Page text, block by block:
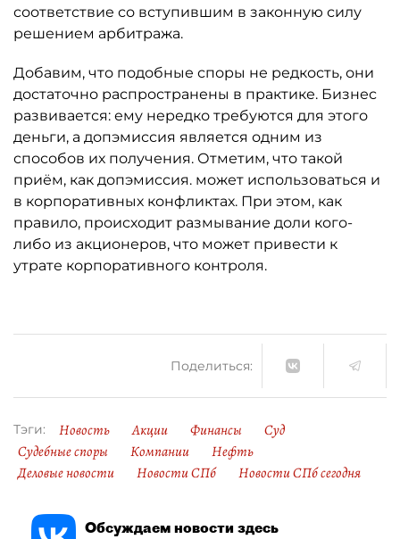
соответствие со вступившим в законную силу
решением арбитража.
Добавим, что подобные споры не редкость, они
достаточно распространены в практике. Бизнес
развивается: ему нередко требуются для этого
деньги, а допэмиссия является одним из
способов их получения. Отметим, что такой
приём, как допэмиссия. может использоваться и
в корпоративных конфликтах. При этом, как
правило, происходит размывание доли кого-
либо из акционеров, что может привести к
утрате корпоративного контроля.
Поделиться:
Тэги: Новость Акции Финансы
Суд
Судебные споры
Компании
Нефть
Деловые новости
Новости СПб Новости СПб сегодня
Обсуждаем новости здесь